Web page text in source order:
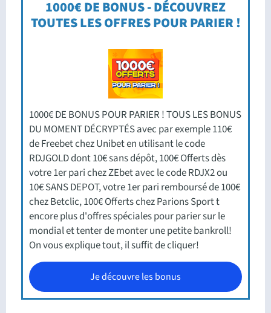
1000€ DE BONUS - DÉCOUVREZ
TOUTES LES OFFRES POUR PARIER !
1000€ DE BONUS POUR PARIER ! TOUS LES BONUS
DU MOMENT DÉCRYPTÉS avec par exemple 110€
de Freebet chez Unibet en utilisant le code
RDJGOLD dont 10€ sans dépôt, 100€ Offerts dès
votre 1er pari chez ZEbet avec le code RDJX2 ou
10€ SANS DEPOT, votre 1er pari remboursé de 100€
chez Betclic, 100€ Offerts chez Parions Sport t
encore plus d'offres spéciales pour parier sur le
mondial et tenter de monter une petite bankroll!
On vous explique tout, il suffit de cliquer!
Je découvre les bonus